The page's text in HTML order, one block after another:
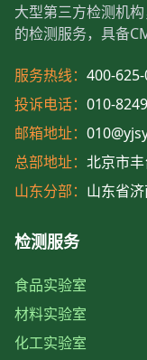
大型第三方检测机
的检测服务，具备
服务热线： 400-
投诉电话： 010-
邮箱地址：
总部地址： 北京市
山东分部： 山东省
检测服务
食品实验室
材料实验室
化工实验室